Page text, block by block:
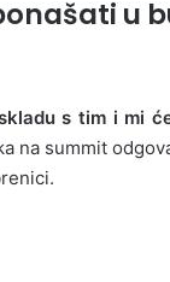
u
s tim i mi
na summit